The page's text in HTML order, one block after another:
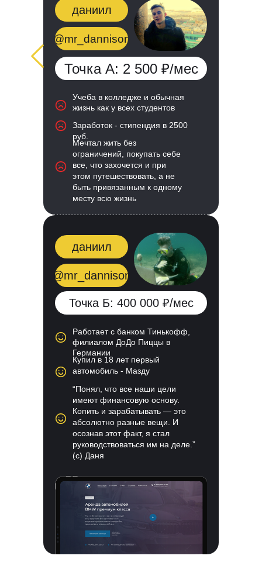
даниил
Точка А: 2 500 ₽/мес
Учеба в колледже и обычная
жизнь как у всех студентов
Заработок - стипендия в 2500
руб.
Мечтал жить без
ограничений, покупать себе
все, что захочется и при
этом путешествовать, а не
быть привязанным к одному
месту всю жизнь
даниил
Точка Б: 400 000 ₽/мес
Работает с банком Тинькофф,
филиалом ДоДо Пиццы в
Германии
Купил в 18 лет первый
автомобиль - Мазду
“Понял, что все наши цели
имеют финансовую основу.
Копить и зарабатывать — это
абсолютно разные вещи. И
осознав этот факт, я стал
руководствоваться им на деле.”
(с) Даня
@mr_dannison
@mr_dannison